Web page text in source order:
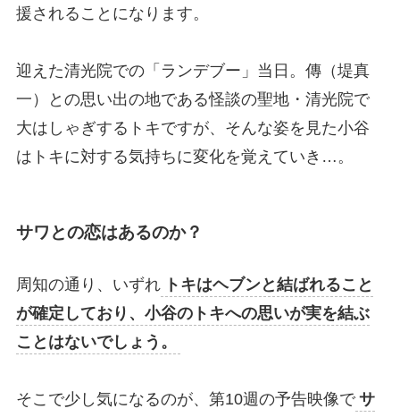
援されることになります。
迎えた清光院での「ランデブー」当日。傳（堤真
一）との思い出の地である怪談の聖地・清光院で
大はしゃぎするトキですが、そんな姿を見た小谷
はトキに対する気持ちに変化を覚えていき…。
サワとの恋はあるのか？
周知の通り、いずれ トキはヘブンと結ばれること
が確定しており、小谷のトキへの思いが実を結ぶ
ことはないでしょう。
そこで少し気になるのが、第10週の予告映像で サ